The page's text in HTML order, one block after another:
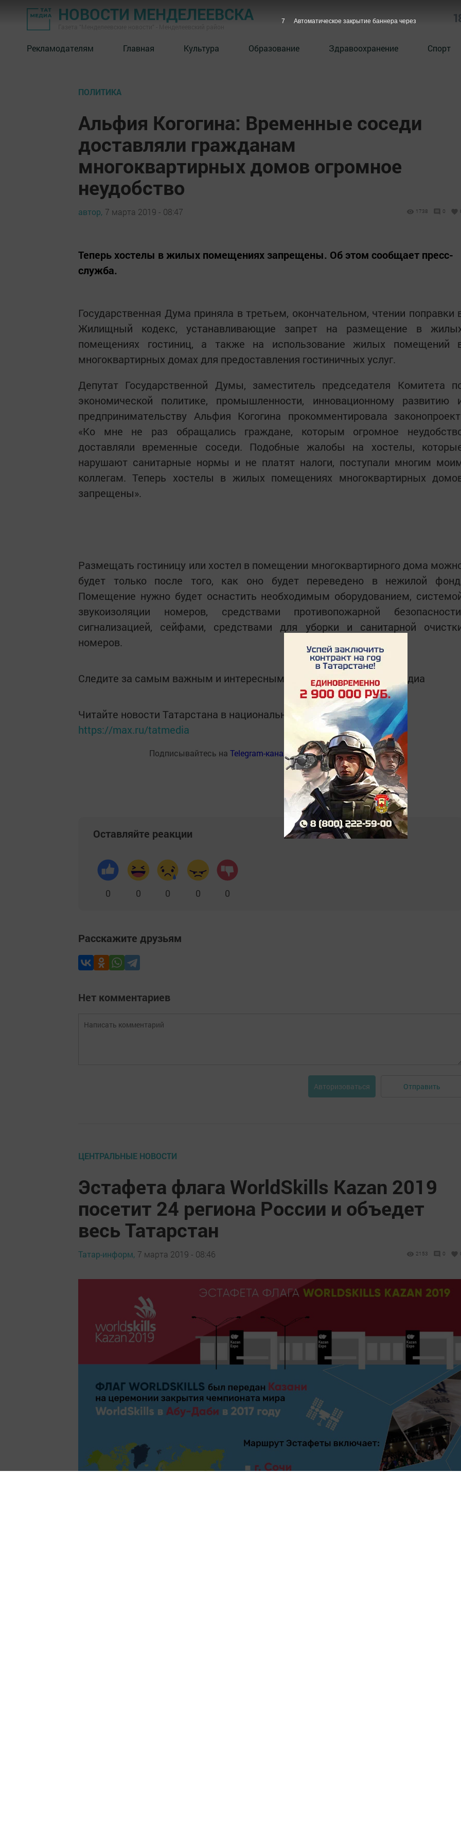
НОВОСТИ МЕНДЕЛЕЕВСКА
Рекламодателям Главная Культура Образование Здравоохранение Спорт
ПОЛИТИКА
Альфия Когогина: Временные соседи
доставляли гражданам
многоквартирных домов огромное
неудобство
автор, 7 марта 2019 - 08:47 1738 0
Теперь хостелы в жилых помещениях запрещены. Об этом сообщает пресс-
служба.
Государственная Дума приняла в третьем, окончательном, чтении поправки
Жилищный кодекс, устанавливающие запрет на размещение в
помещениях гостиниц, а также на использование жилых помещений
многоквартирных домах для предоставления гостиничных услуг.
Депутат Государственной Думы, заместитель председателя Комитета
экономической политике, промышленности, инновационному развитию
предпринимательству Альфия Когогина прокомментировала
«Ко мне не раз обращались граждане, которым огромное
доставляли временные соседи. Подобные жалобы на хостелы,
нарушают санитарные нормы и не платят налоги, поступали многим
коллегам. Теперь хостелы в жилых помещениях многоквартирных
запрещены».
Размещать гостиницу или хостел в помещении многоквартирного дома
будет только после того, как оно будет переведено в нежилой
Помещение нужно будет оснастить необходимым оборудованием,
звукоизоляции номеров, средствами противопожарной
сигнализацией, сейфами, средствами для уборки и санитарной
номеров.
Следите за самым важным и интересным в Telegram-каналеТатмедиа
Читайте новости Татарстана в национальном мессенджере MАХ:
https://max.ru/tatmedia
Подписывайтесь на Telegram-канал «Менделеевские новости»
Оставляйте реакции
0 0 0 0 0
Расскажите друзьям
Нет комментариев
Авторизоваться Отправить
ЦЕНТРАЛЬНЫЕ НОВОСТИ
Эстафета флага WorldSkills Kazan 2019
посетит 24 региона России и объедет
весь Татарстан
Татар-информ, 7 марта 2019 - 08:46 2153 0
6 Автоматическое закрытие баннера через